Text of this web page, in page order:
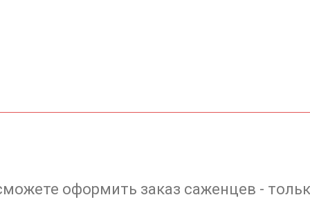
оформить заказ саженцев -